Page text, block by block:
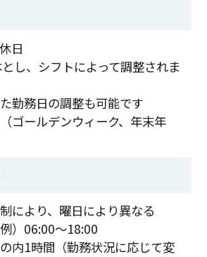
日
し、シフトによって調整されま
勤務日の調整も可能です
ゴールデンウィーク、年末年
により、曜日により異なる
）06:00～18:00
内1時間（勤務状況に応じて変